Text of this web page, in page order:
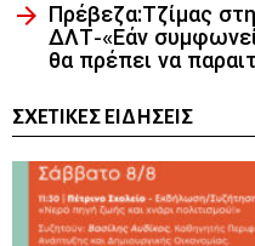
Πρέβεζα:Τζίμας
ΔΛΤ-«Εάν
θα πρέπει να
ΣΧΕΤΙΚΈΣ ΕΙΔΉΣΕΙΣ